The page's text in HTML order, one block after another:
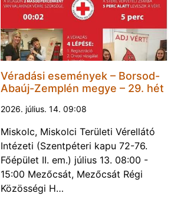
Véradási események – Borsod-
Abaúj-Zemplén megye – 29. hét
2026. július. 14. 09:08
Miskolc, Miskolci Területi Vérellátó
Intézeti (Szentpéteri kapu 72-76.
Főépület II. em.) július 13. 08:00 -
15:00 Mezőcsát, Mezőcsát Régi
Közösségi H…